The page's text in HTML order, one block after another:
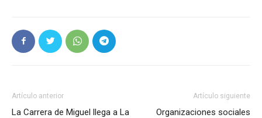
Artículo anterior
La Carrera de Miguel llega a La
Artículo siguiente
Organizaciones sociales